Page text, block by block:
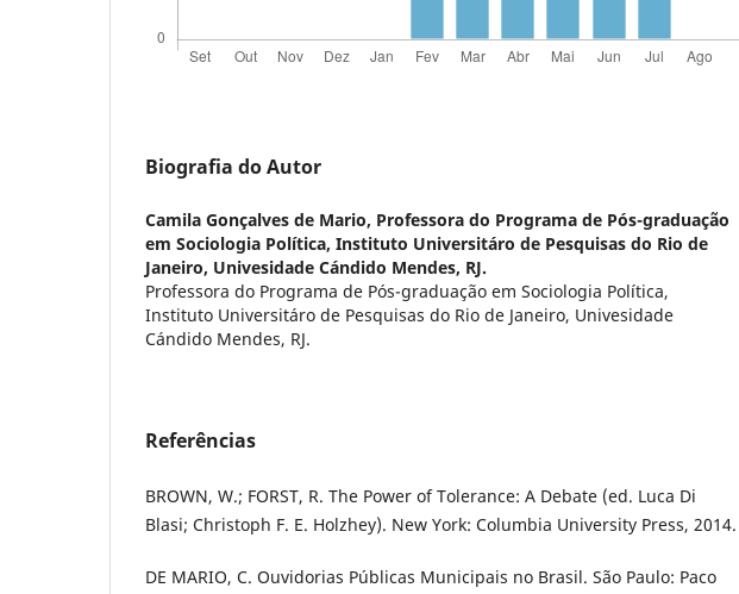
Biografia do Autor
Camila Gonçalves de Mario, Professora do Programa de Pós-graduação
em Sociologia Política, Instituto Universitáro de Pesquisas do Rio de
Janeiro, Univesidade Cándido Mendes, RJ.
Professora do Programa de Pós-graduação em Sociologia Política,
Instituto Universitáro de Pesquisas do Rio de Janeiro, Univesidade
Cándido Mendes, RJ.
Referências
BROWN, W.; FORST, R. The Power of Tolerance: A Debate (ed. Luca Di
Blasi; Christoph F. E. Holzhey). New York: Columbia University Press, 2014.
DE MARIO, C. Ouvidorias Públicas Municipais no Brasil. São Paulo: Paco